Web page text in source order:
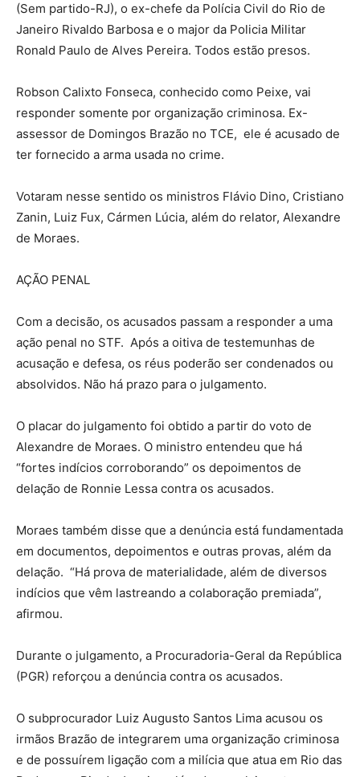
(Sem partido-RJ), o ex-chefe da Polícia Civil do Rio de
Janeiro Rivaldo Barbosa e o major da Policia Militar
Ronald Paulo de Alves Pereira. Todos estão presos.
Robson Calixto Fonseca, conhecido como Peixe, vai
responder somente por organização criminosa. Ex-
assessor de Domingos Brazão no TCE, ele é acusado de
ter fornecido a arma usada no crime.
Votaram nesse sentido os ministros Flávio Dino, Cristiano
Zanin, Luiz Fux, Cármen Lúcia, além do relator, Alexandre
de Moraes.
AÇÃO PENAL
Com a decisão, os acusados passam a responder a uma
ação penal no STF. Após a oitiva de testemunhas de
acusação e defesa, os réus poderão ser condenados ou
absolvidos. Não há prazo para o julgamento.
O placar do julgamento foi obtido a partir do voto de
Alexandre de Moraes. O ministro entendeu que há
“fortes indícios corroborando” os depoimentos de
delação de Ronnie Lessa contra os acusados.
Moraes também disse que a denúncia está fundamentada
em documentos, depoimentos e outras provas, além da
delação. “Há prova de materialidade, além de diversos
indícios que vêm lastreando a colaboração premiada”,
afirmou.
Durante o julgamento, a Procuradoria-Geral da República
(PGR) reforçou a denúncia contra os acusados.
O subprocurador Luiz Augusto Santos Lima acusou os
irmãos Brazão de integrarem uma organização criminosa
e de possuírem ligação com a milícia que atua em Rio das